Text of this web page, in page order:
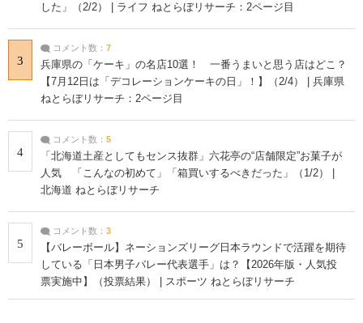
した」（2/2） | ライフ ねとらぼリサーチ：2ページ目
3
コメント数： 7
兵庫県の「ケーキ」の名店10選！ 一番うまいと思う店はどこ？
【7月12日は「デコレーションケーキの日」！】（2/4） | 兵庫県
ねとらぼリサーチ：2ページ目
4
コメント数： 5
「北海道土産としてもセンス抜群」六花亭の“店舗限定”お菓子が
人気 「こんなの初めて」「箱買いするべきだった」（1/2） |
北海道 ねとらぼリサーチ
5
コメント数： 3
【バレーボール】ネーションズリーグ日本ラウンドで活躍を期待
している「日本男子バレー代表選手」は？【2026年版・人気投
票実施中】（投票結果） | スポーツ ねとらぼリサーチ